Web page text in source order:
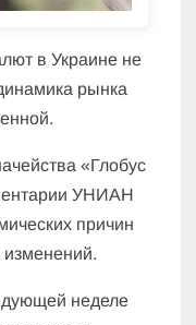
в Украине не
рынка
«Глобус
УНИАН
причин
неделе